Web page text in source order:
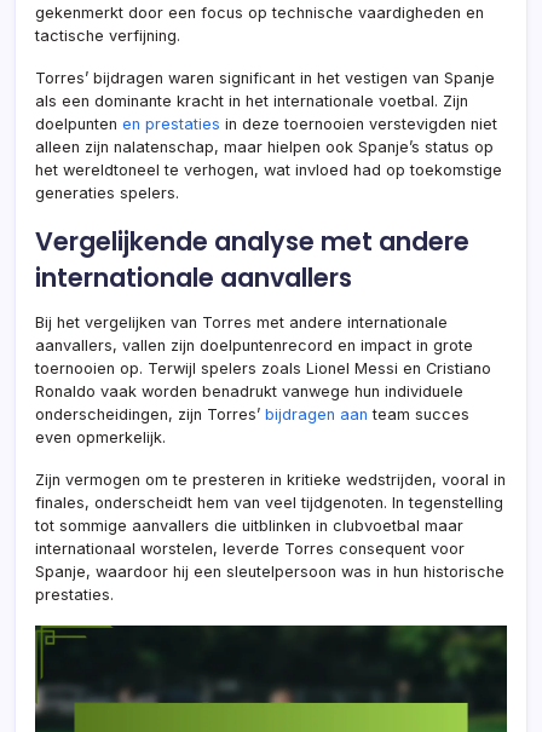
gekenmerkt door een focus op technische vaardigheden en
tactische verfijning.
Torres’ bijdragen waren significant in het vestigen van Spanje
als een dominante kracht in het internationale voetbal. Zijn
doelpunten en prestaties in deze toernooien verstevigden niet
alleen zijn nalatenschap, maar hielpen ook Spanje’s status op
het wereldtoneel te verhogen, wat invloed had op toekomstige
generaties spelers.
Vergelijkende analyse met andere
internationale aanvallers
Bij het vergelijken van Torres met andere internationale
aanvallers, vallen zijn doelpuntenrecord en impact in grote
toernooien op. Terwijl spelers zoals Lionel Messi en Cristiano
Ronaldo vaak worden benadrukt vanwege hun individuele
onderscheidingen, zijn Torres’ bijdragen aan team succes
even opmerkelijk.
Zijn vermogen om te presteren in kritieke wedstrijden, vooral in
finales, onderscheidt hem van veel tijdgenoten. In tegenstelling
tot sommige aanvallers die uitblinken in clubvoetbal maar
internationaal worstelen, leverde Torres consequent voor
Spanje, waardoor hij een sleutelpersoon was in hun historische
prestaties.